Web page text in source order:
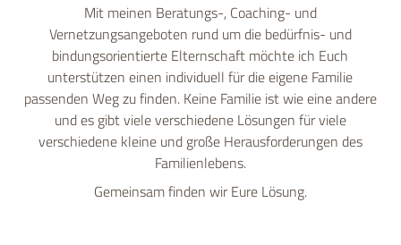
Mit meinen Beratungs-, Coaching- und
Vernetzungsangeboten rund um die bedürfnis- und
bindungsorientierte Elternschaft möchte ich Euch
unterstützen einen individuell für die eigene Familie
passenden Weg zu finden. Keine Familie ist wie eine andere
und es gibt viele verschiedene Lösungen für viele
verschiedene kleine und große Herausforderungen des
Familienlebens.
Gemeinsam finden wir Eure Lösung.